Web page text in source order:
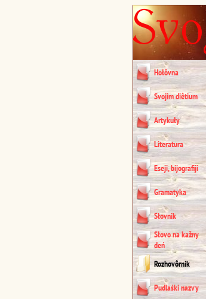
Hołôvna
Svojim diêtium
Artykuły
Literatura
Eseji, bijografiji
Gramatyka
Słovnik
Słovo na kažny
deń
Rozhovôrnik
Pudlaśki nazvy